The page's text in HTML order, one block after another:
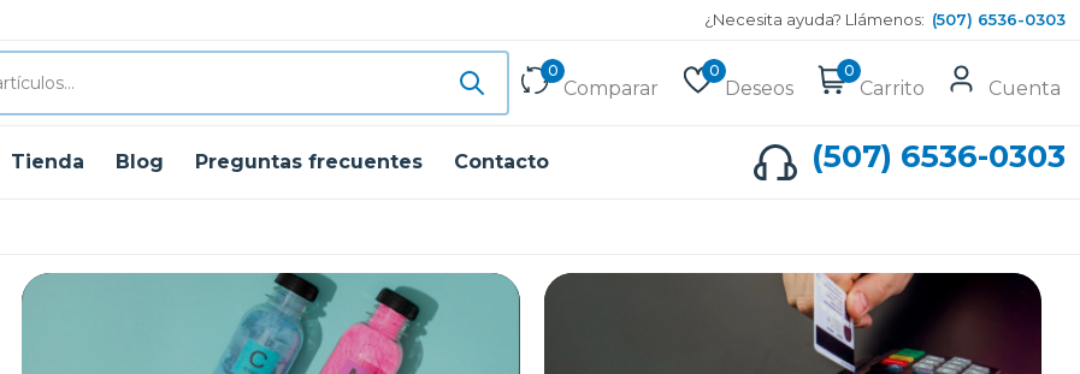
¿Necesita ayuda? Llámenos: (507) 6536-0303
0
Comparar
0
Deseos
0
Carrito Cuenta
Tienda Blog Preguntas frecuentes Contacto (507) 6536-0303